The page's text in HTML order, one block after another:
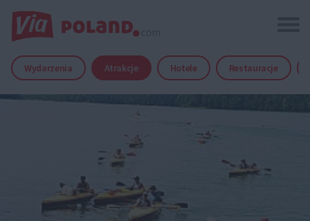
Wydarzenia Atrakcje Hotele Restauracje